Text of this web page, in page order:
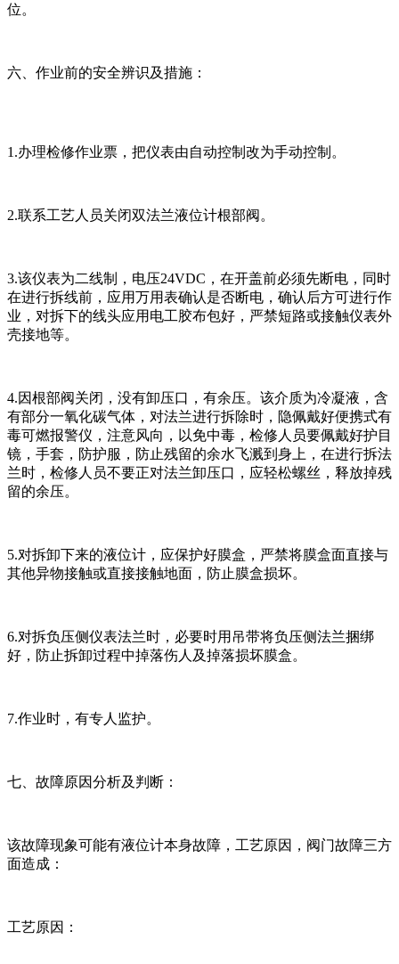
位。
六、作业前的安全辨识及措施：
1.办理检修作业票，把仪表由自动控制改为手动控制。
2.联系工艺人员关闭双法兰液位计根部阀。
3.该仪表为二线制，电压24VDC，在开盖前必须先断电，同时
在进行拆线前，应用万用表确认是否断电，确认后方可进行作
业，对拆下的线头应用电工胶布包好，严禁短路或接触仪表外
壳接地等。
4.因根部阀关闭，没有卸压口，有余压。该介质为冷凝液，含
有部分一氧化碳气体，对法兰进行拆除时，隐佩戴好便携式有
毒可燃报警仪，注意风向，以免中毒，检修人员要佩戴好护目
镜，手套，防护服，防止残留的余水飞溅到身上，在进行拆法
兰时，检修人员不要正对法兰卸压口，应轻松螺丝，释放掉残
留的余压。
5.对拆卸下来的液位计，应保护好膜盒，严禁将膜盒面直接与
其他异物接触或直接接触地面，防止膜盒损坏。
6.对拆负压侧仪表法兰时，必要时用吊带将负压侧法兰捆绑
好，防止拆卸过程中掉落伤人及掉落损坏膜盒。
7.作业时，有专人监护。
七、故障原因分析及判断：
该故障现象可能有液位计本身故障，工艺原因，阀门故障三方
面造成：
工艺原因：